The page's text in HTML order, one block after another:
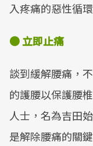
入疼痛的惡性循環
● 立即止痛
談到緩解腰痛，
的護腰以保護腰
人士，名為吉田
是解除腰痛的關